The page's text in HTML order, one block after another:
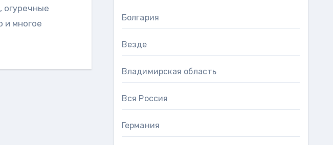
и многое
Болгария
Везде
Владимирская область
Вся Россия
Германия